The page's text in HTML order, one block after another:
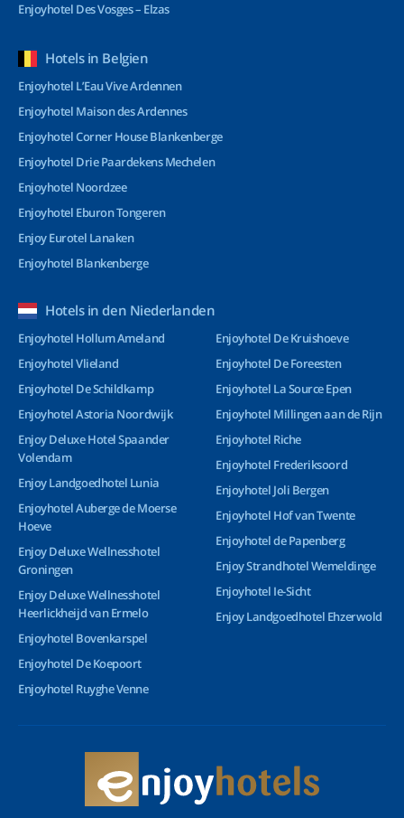
Enjoyhotel Des Vosges – Elzas
Hotels in Belgien
Enjoyhotel L’Eau Vive Ardennen
Enjoyhotel Maison des Ardennes
Enjoyhotel Corner House Blankenberge
Enjoyhotel Drie Paardekens Mechelen
Enjoyhotel Noordzee
Enjoyhotel Eburon Tongeren
Enjoy Eurotel Lanaken
Enjoyhotel Blankenberge
Hotels in den Niederlanden
Enjoyhotel Hollum Ameland
Enjoyhotel Vlieland
Enjoyhotel De Schildkamp
Enjoyhotel Astoria Noordwijk
Enjoy Deluxe Hotel Spaander
Volendam
Enjoy Landgoedhotel Lunia
Enjoyhotel Auberge de Moerse
Hoeve
Enjoy Deluxe Wellnesshotel
Groningen
Enjoy Deluxe Wellnesshotel
Heerlickheijd van Ermelo
Enjoyhotel Bovenkarspel
Enjoyhotel De Koepoort
Enjoyhotel Ruyghe Venne
Enjoyhotel De Kruishoeve
Enjoyhotel De Foreesten
Enjoyhotel La Source Epen
Enjoyhotel Millingen aan de Rijn
Enjoyhotel Riche
Enjoyhotel Frederiksoord
Enjoyhotel Joli Bergen
Enjoyhotel Hof van Twente
Enjoyhotel de Papenberg
Enjoy Strandhotel Wemeldinge
Enjoyhotel Ie-Sicht
Enjoy Landgoedhotel Ehzerwold